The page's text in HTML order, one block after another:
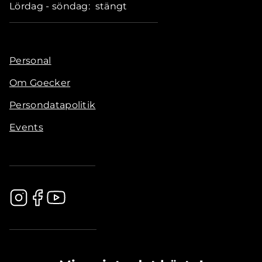
Lördag - söndag: stängt
Personal
Om Goecker
Persondatapolitik
Events